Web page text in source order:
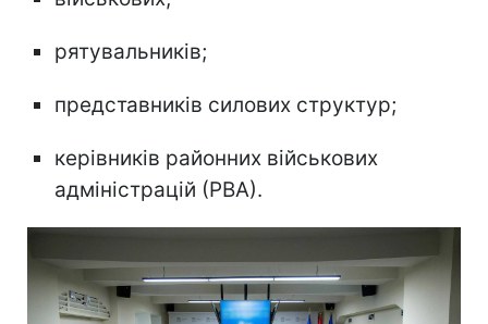
рятувальників;
представників силових структур;
керівників районних військових
адміністрацій (РВА).